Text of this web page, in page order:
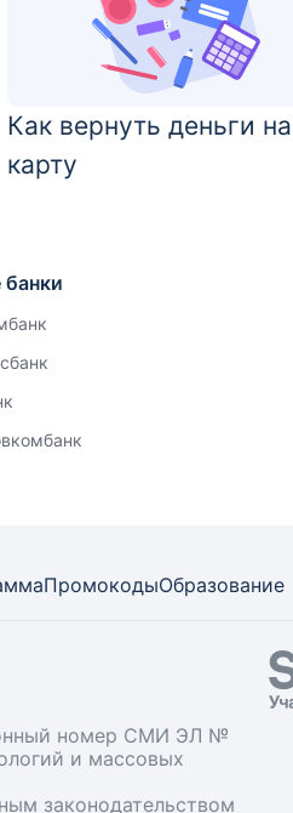
Как вернуть деньги на
карту
ПромокодыОбразование
номер СМИ ЭЛ №
и массовых
законодательством